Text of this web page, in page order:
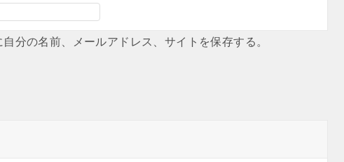
分の名前、メールアドレス、サイトを保存する。